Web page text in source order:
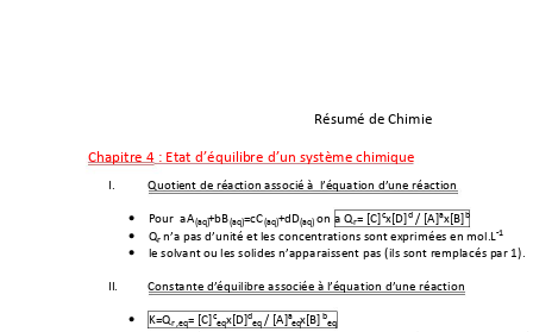
Résumé de Chimie
Chapitre 4 : Etat d’équilibre d’un système chimique
I. Quotient de réaction associé à  l’équation d’une réaction
• Pour  aA(aq)+bB(aq)=cC(aq)+dD(aq) on a Qr= [C] cx[D]d / [A] ax[B] b
• Qr n’a pas d’unité et les concentrations sont exprimées en mol.L-1
• le solvant ou les solides n’apparaissent pas (ils sont remplacés par 1).
II. Constante d’équilibre associée à l’équation d’une réaction
• K=Qr ,eq= [C] c
eqx[D]d
eq / [A] a
eqx[B]
b
eq